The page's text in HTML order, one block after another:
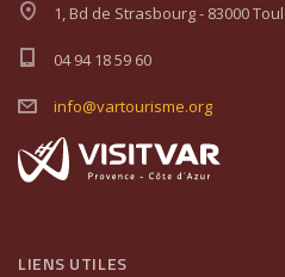
1, Bd de Strasbourg - 83000
04 94 18 59 60
info@vartourisme.org
LIENS UTILES